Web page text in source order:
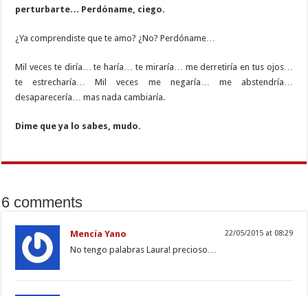
perturbarte… Perdóname, ciego.
¿Ya comprendiste que te amo? ¿No? Perdóname…
Mil veces te diría… te haría… te miraría… me derretiría en tus ojos…
te estrecharía… Mil veces me negaría… me abstendría…
desaparecería… mas nada cambiaría.
Dime que ya lo sabes, mudo.
6 comments
Mencía Yano 22/05/2015 at 08:29
No tengo palabras Laura! precioso…